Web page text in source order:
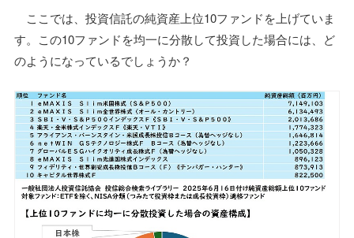
ここでは、投資信託の純資産上位10ファンドを上げていま
す。この10ファンドを均一に分散して投資した場合には、ど
のようになっているでしょうか？